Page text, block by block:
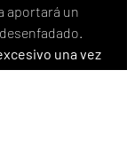
aportará un
una vez
puede deshacer